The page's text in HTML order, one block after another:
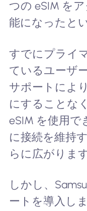
つの eSIM を
能になったと
すでにプライ
ているユーザ
サポートによ
にすることな
eSIM を使用で
に接続を維持
らに広がります
しかし、
ートを導入し